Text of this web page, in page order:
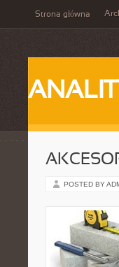
Strona główna
POSTED BY